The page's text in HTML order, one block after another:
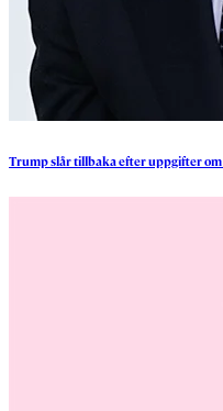
Trumpslårtillbakaefteruppgifterom